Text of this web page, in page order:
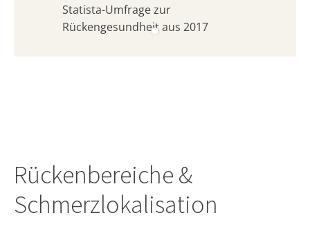
Statista-Umfrage zur
Rückengesundheit aus 2017
Rückenbereiche &
Schmerzlokalisation